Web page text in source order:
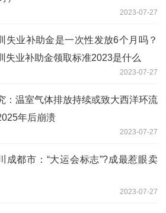
2023-07-27
失业补助金是一次性发放6个月吗？
失业补助金领取标准2023是什么
2023-07-27
：温室气体排放持续或致大西洋环流
年后崩溃
2023-07-27
成都市：“大运会标志”?成最惹眼卖
2023-07-27